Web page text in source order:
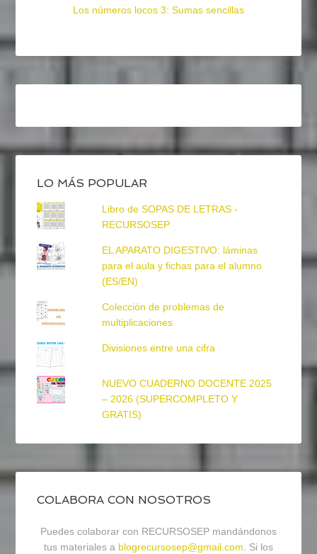
Los números locos 3: Sumas sencillas
LO MÁS POPULAR
Libro de SOPAS DE LETRAS -
RECURSOSEP
EL APARATO DIGESTIVO: láminas
para el aula y fichas para el alumno
(ES/EN)
Colección de problemas de
multiplicaciones
Divisiones entre una cifra
NUEVO CUADERNO DOCENTE 2025
– 2026 (SUPERCOMPLETO Y
GRATIS)
COLABORA CON NOSOTROS
Puedes colaborar con RECURSOSEP mandándonos
tus materiales a blogrecursosep@gmail.com. Si los